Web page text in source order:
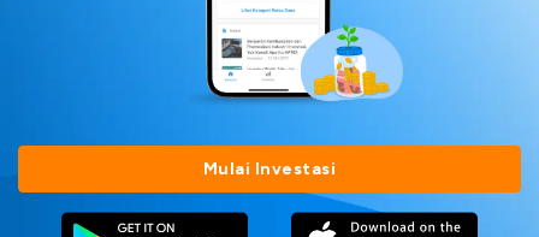
Mulai Investasi